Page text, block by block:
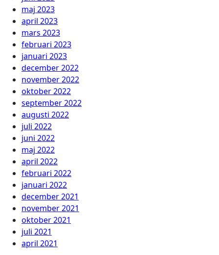
maj 2023
april 2023
mars 2023
februari 2023
januari 2023
december 2022
november 2022
oktober 2022
september 2022
augusti 2022
juli 2022
juni 2022
maj 2022
april 2022
februari 2022
januari 2022
december 2021
november 2021
oktober 2021
juli 2021
april 2021